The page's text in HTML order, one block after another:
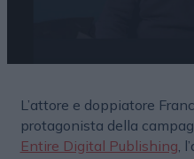
L’attore e doppiatore
protagonista della
Entire Digital Publishing ,